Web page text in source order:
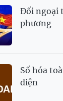
Đối ngoại
phương
Số hóa
diện